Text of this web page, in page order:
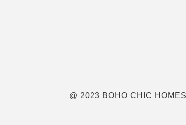
@ 2023 BOHO CHIC HOMES